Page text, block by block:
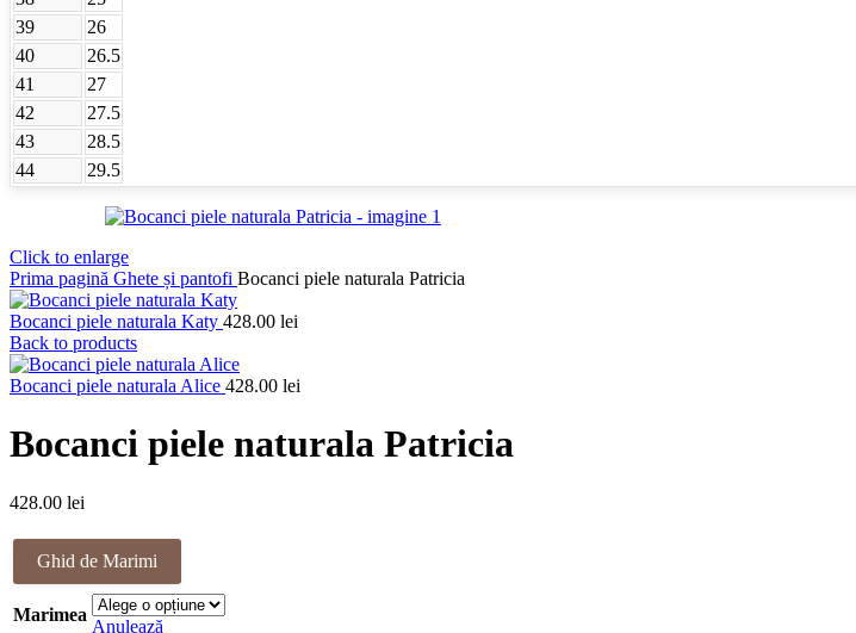
39
26
40
26.5
41
27
42
27.5
43
28.5
44
29.5
Click to enlarge
Prima pagină Ghete și pantofi Bocanci piele naturala Patricia
Bocanci piele naturala Katy 428.00 lei
Back to products
Bocanci piele naturala Alice 428.00 lei
Bocanci piele naturala Patricia
428.00 lei
Ghid de Marimi
Marimea
Anulează